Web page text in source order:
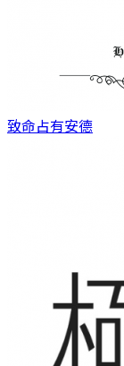
致命占有安德